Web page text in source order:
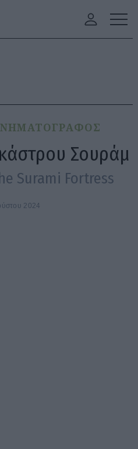
Σουράμ
Surami Fortress
2024